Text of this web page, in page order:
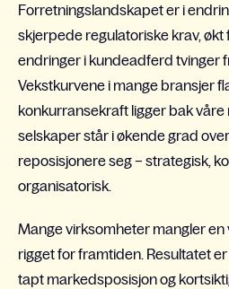
Forretningslandskapet er i
skjerpede regulatoriske krav,
endringer i kundeadferd tvinger
Vekstkurvene i mange bransjer
konkurransekraft ligger bak våre
selskaper står i økende grad
reposisjonere seg – strategisk,
organisatorisk.
Mange virksomheter mangler
rigget for framtiden. Resultatet
tapt markedsposisjon og